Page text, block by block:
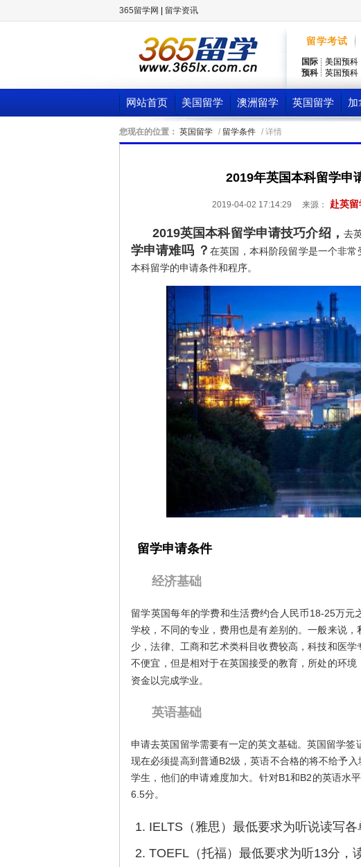
365留学网 留学资讯
留学考试
国际
预科
美国预科
英国预科
网站首页 美国留学 澳洲留学 英国留学 加
您现在的位置： 英国留学 / 留学条件 / 详情
2019年英国本科留学申
2019-04-02 17:14:29 来源： 赴英
2019英国本科留学申请技巧介绍， 去
学申请难吗 ？在英国，本科阶段留学是一个非
本科留学的申请条件和程序。
留学申请条件
经济基础
留学英国每年的学费和生活费约合人民币18-25万
学校，不同的专业，费用也是有差别的。一般来说
少，法律、工商和艺术类科目收费较高，科技和医
不便宜，但是相对于在英国接受的教育，所处的环
资金以完成学业。
英语基础
申请去英国留学需要有一定的英文基础。英国留学签
现在必须提高到普通B2级，英语不合格的将不给予
学生，他们的申请难度加大。针对B1和B2的英语水
6.5分。
IELTS（雅思）最低要求为听说读写各
TOEFL（托福）最低要求为听13分，